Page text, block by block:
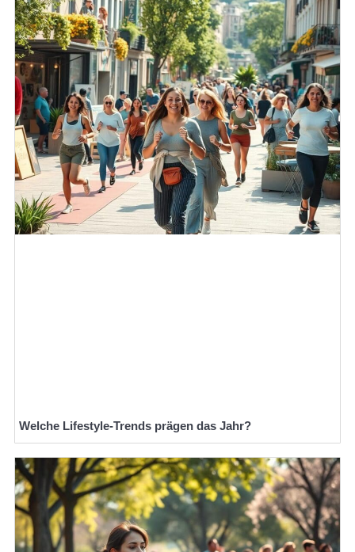
Welche Lifestyle-Trends prägen das Jahr?